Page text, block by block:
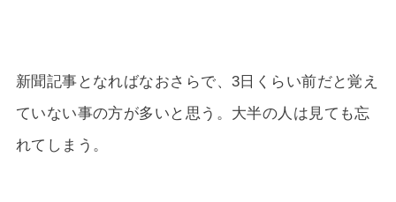
新聞記事となればなおさらで、3日くらい前だと覚え
ていない事の方が多いと思う。大半の人は見ても忘
れてしまう。